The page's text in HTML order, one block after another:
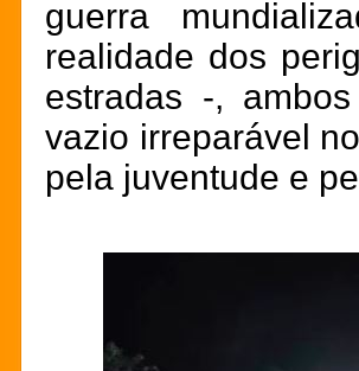
guerra
realidade dos
estradas -,
vazio irreparável
pela juventude e